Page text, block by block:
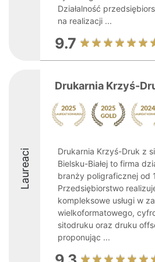
Działalność
na realizacji ...
9.7
Laureaci
Drukarnia Krzyś-
Drukarnia Krzyś-Druk z
Bielsku-Białej to firma
branży poligraficznej od
Przedsiębiorstwo
kompleksowe usługi w
wielkoformatowego,
sitodruku oraz druku
proponując ...